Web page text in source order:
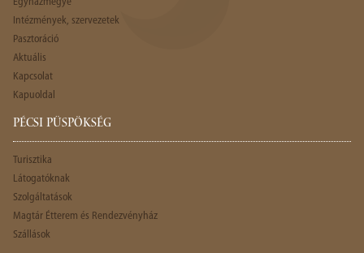
Egyházmegye
Intézmények, szervezetek
Pasztoráció
Aktuális
Kapcsolat
Kapuoldal
PÉCSI PÜSPÖKSÉG
Turisztika
Látogatóknak
Szolgáltatások
Magtár Étterem és Rendezvényház
Szállások